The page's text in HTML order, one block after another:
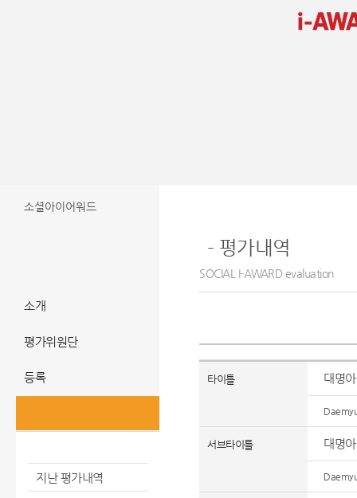
SOCIAL I-AWARD evaluation
타이틀 대명
서브타이틀 대명
소셜아이어워드
소개
평가위원단
등록
지난 평가내역